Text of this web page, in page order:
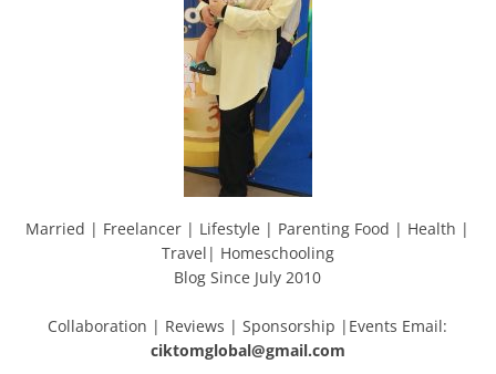
Married | Freelancer | Lifestyle | Parenting Food | Health |
Travel| Homeschooling
Blog Since July 2010
Collaboration | Reviews | Sponsorship |Events Email:
ciktomglobal@gmail.com